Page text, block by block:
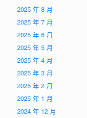
2025 年 8 月
2025 年 7 月
2025 年 6 月
2025 年 5 月
2025 年 4 月
2025 年 3 月
2025 年 2 月
2025 年 1 月
2024 年 12 月